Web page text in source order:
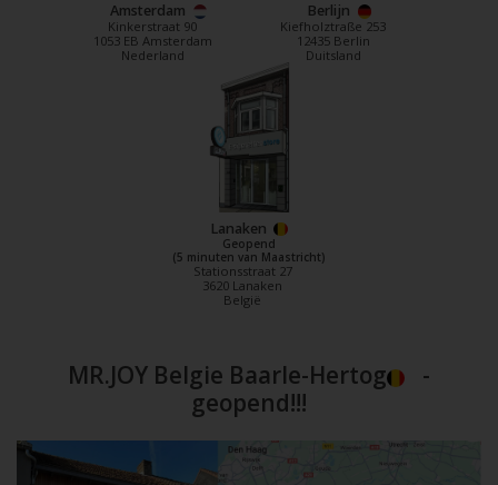
Amsterdam
Kinkerstraat 90
1053 EB Amsterdam
Nederland
Berlijn
Kiefholztraße 253
12435 Berlin
Duitsland
Lanaken
Geopend
(5 minuten van Maastricht)
Stationsstraat 27
3620 Lanaken
België
MR.JOY Belgie Baarle-Hertog
-
geopend!!!